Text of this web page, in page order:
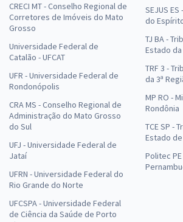
CRECI MT - Conselho Regional de
Corretores de Imóveis do Mato
Grosso
Universidade Federal de
Catalão - UFCAT
UFR - Universidade Federal de
Rondonópolis
CRA MS - Conselho Regional de
Administração do Mato Grosso
do Sul
UFJ - Universidade Federal de
Jataí
UFRN - Universidade Federal do
Rio Grande do Norte
UFCSPA - Universidade Federal
de Ciência da Saúde de Porto
SEJUS
do
TJ BA -
Estado da
TRF 3 -
da 3ª
MP RO -
Rondônia
TCE SP -
Estado
Politec